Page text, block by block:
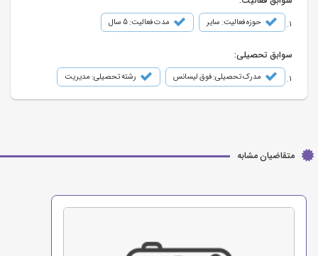
حوزه فعالیت: سایر مدت فعالیت: 5 سال
سوابق تحصیلی:
مدرک تحصیلی: فوق لیسانس رشته تحصیلی: مدیریت
متقاضیان مشابه